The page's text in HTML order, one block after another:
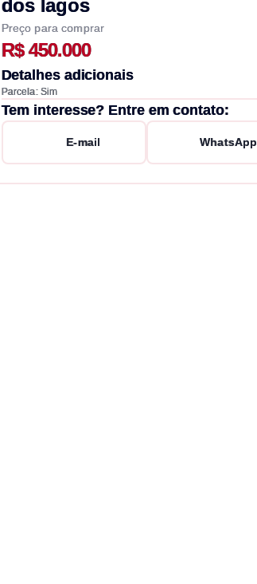
dos lagos
Preço para comprar
R$ 450.000
Detalhes adicionais
Parcela: Sim
Tem interesse? Entre em contato:
E-mail WhatsApp